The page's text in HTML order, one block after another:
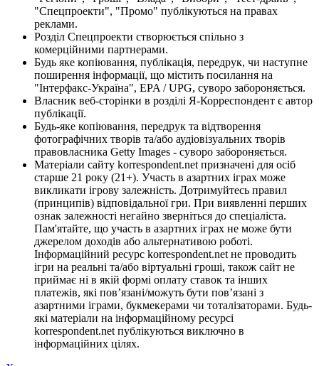
"Спецпроекти", "Промо" публікуються на правах
реклами.
Розділ Спецпроекти створюється спільно з
комерційними партнерами.
Будь яке копіювання, публікація, передрук, чи наступне
поширення інформації, що містить посилання на
"Інтерфакс-Україна", EPA / UPG, суворо забороняється.
Власник веб-сторінки в розділі Я-Корреспондент є автор
публікації.
Будь-яке копіювання, передрук та відтворення
фотографічних творів та/або аудіовізуальних творів
правовласника Getty Images - суворо забороняється.
Матеріали сайту korrespondent.net призначені для осіб
старше 21 року (21+). Участь в азартних іграх може
викликати ігрову залежність. Дотримуйтесь правил
(принципів) відповідальної гри. При виявленні перших
ознак залежності негайно зверніться до спеціаліста.
Пам'ятайте, що участь в азартних іграх не може бути
джерелом доходів або альтернативою роботі.
Інформаційний ресурс korrespondent.net не проводить
ігри на реальні та/або віртуальні гроші, також сайт не
приймає ні в якій формі оплату ставок та інших
платежів, які пов’язані/можуть бути пов’язані з
азартними іграми, букмекерами чи тоталізаторами. Будь-
які матеріали на інформаційному ресурсі
korrespondent.net публікуються виключно в
інформаційних цілях.